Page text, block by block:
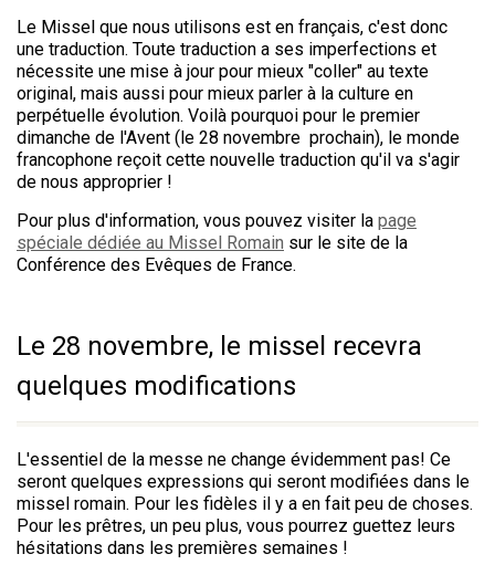
Le Missel que nous utilisons est en français, c'est donc
une traduction. Toute traduction a ses imperfections et
nécessite une mise à jour pour mieux "coller" au texte
original, mais aussi pour mieux parler à la culture en
perpétuelle évolution. Voilà pourquoi pour le premier
dimanche de l'Avent (le 28 novembre prochain), le monde
francophone reçoit cette nouvelle traduction qu'il va s'agir
de nous approprier !
Pour plus d'information, vous pouvez visiter la page
spéciale dédiée au Missel Romain sur le site de la
Conférence des Evêques de France.
Le 28 novembre, le missel recevra
quelques modifications
L'essentiel de la messe ne change évidemment pas! Ce
seront quelques expressions qui seront modifiées dans le
missel romain. Pour les fidèles il y a en fait peu de choses.
Pour les prêtres, un peu plus, vous pourrez guettez leurs
hésitations dans les premières semaines !